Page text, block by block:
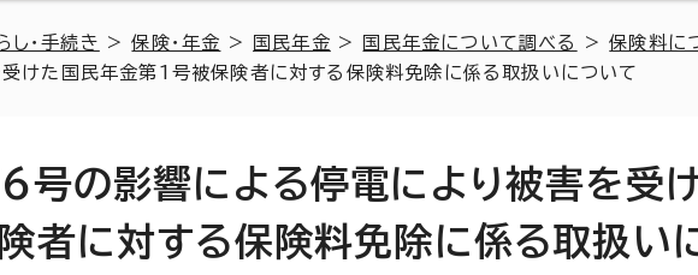
し・手続き >保険・年金 > 国民年金 > 国民年金について調べる >保険料に
けた国民年金第1号被保険者に対する保険料免除に係る取扱いについて
号の影響による停電により被害を受
者に対する保険料免除に係る取扱い